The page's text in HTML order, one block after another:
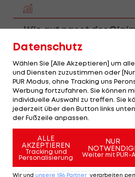
Datenschutz
Wählen Sie [Alle Akzeptieren] um
und Diensten zuzustimmen oder [Nur
PUR Modus, ohne Tracking uns
Werbung fortzufahren. Sie können
individuelle Auswahl zu treffen. Sie
jederzeit über den Button links unten
der Fußzeile anpassen.
ALLE
AKZEPTIEREN
Tracking und
Personalisierung
NUR
Weiter mit PUR-
Wir und unsere 186 Partner verarbeiten